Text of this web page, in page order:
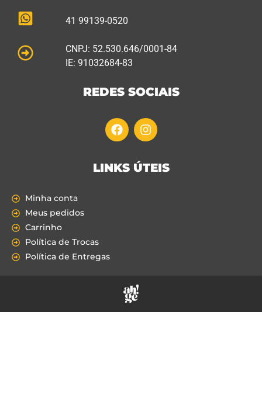
41 99139-0520
CNPJ: 52.530.646/0001-84
IE: 91032684-83
REDES SOCIAIS
LINKS ÚTEIS
Minha conta
Meus pedidos
Carrinho
Política de Trocas
Política de Entregas